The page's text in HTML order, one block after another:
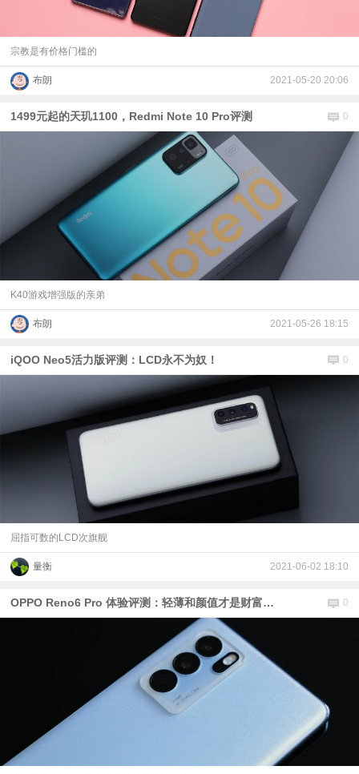
验
专
题
宗教是有价格门槛的
布朗 2021-05-20 20:06
1499元起的天玑1100，Redmi Note 10 Pro评测 0
K40游戏增强版的亲弟
布朗 2021-05-26 18:15
iQOO Neo5活力版评测：LCD永不为奴！ 0
屈指可数的LCD次旗舰
量衡 2021-06-02 18:10
OPPO Reno6 Pro 体验评测：轻薄和颜值才是财富密码 0